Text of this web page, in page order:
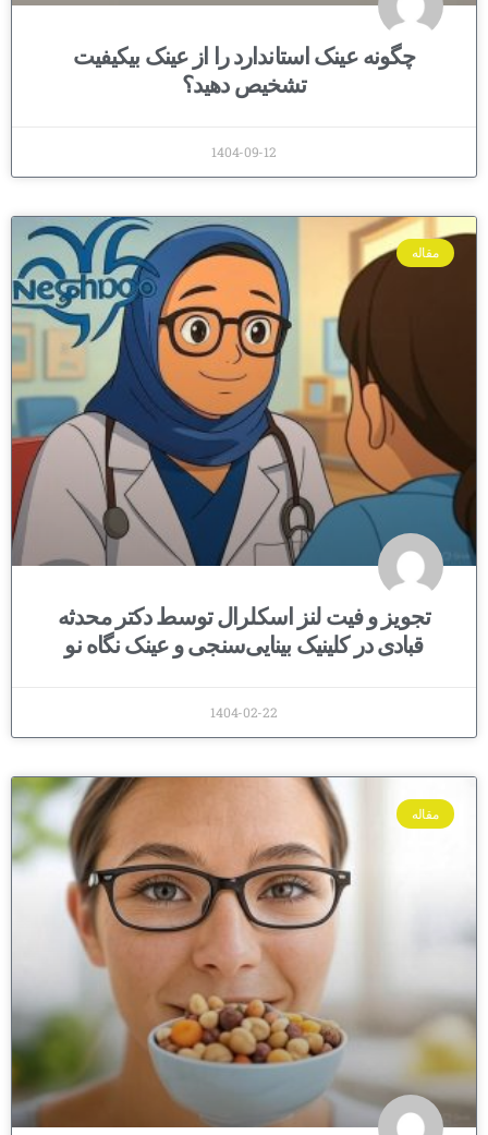
چگونه عینک استاندارد را از عینک بیکیفیت
تشخیص دهید؟
1404-09-12
مقاله
تجویز و فیت لنز اسکلرال توسط دکتر محدثه
قبادی در کلینیک بینایی‌سنجی و عینک نگاه نو
1404-02-22
مقاله